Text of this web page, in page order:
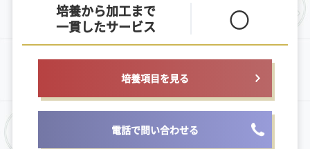
培養から加工まで
一貫したサービス
〇
培養項目を見る
電話で問い合わせる